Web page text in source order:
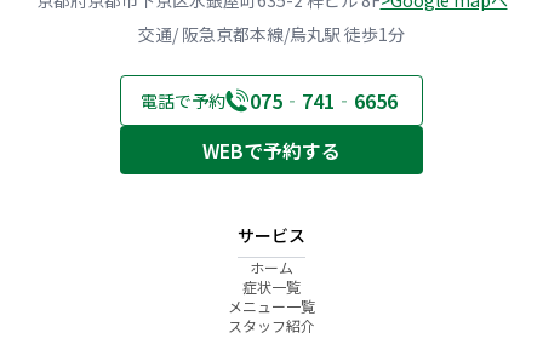
交通/ 阪急京都本線/烏丸駅 徒歩1分
電話で予約
075‐741‐6656
WEBで予約する
サービス
ホーム
症状一覧
メニュー一覧
スタッフ紹介